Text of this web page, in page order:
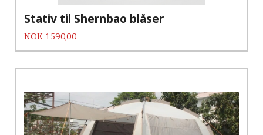
Stativ til Shernbao blåser
Pris
NOK 1 590,00